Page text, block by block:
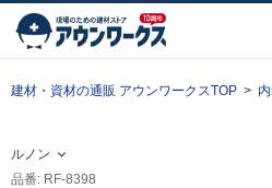
建材・資材の通販 アウンワークスTOP
ルノン
品番: RF-8398